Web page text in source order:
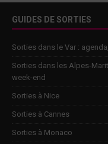
GUIDES DE SORTIES
Sorties dans le Var :
Sorties dans les Alpes-
week-end
Sorties à Nice
Sorties à Cannes
Sorties à Monaco